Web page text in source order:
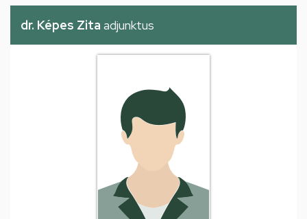
dr. Képes Zita adjunktus